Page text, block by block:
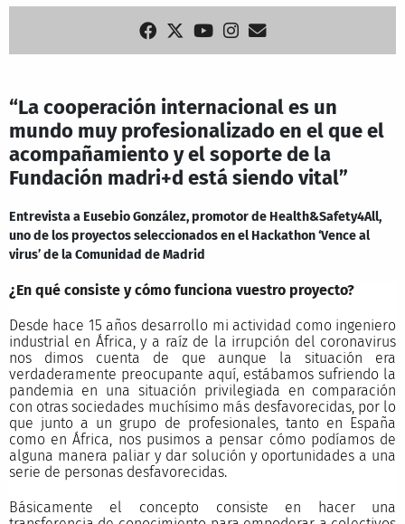
“La cooperación internacional es un
mundo muy profesionalizado en el que el
acompañamiento y el soporte de la
Fundación madri+d está siendo vital”
Entrevista a Eusebio González, promotor de Health&Safety4All,
uno de los proyectos seleccionados en el Hackathon ‘Vence al
virus’ de la Comunidad de Madrid
¿En qué consiste y cómo funciona vuestro proyecto?
Desde hace 15 años desarrollo mi actividad como ingeniero
industrial en África, y a raíz de la irrupción del coronavirus
nos dimos cuenta de que aunque la situación era
verdaderamente preocupante aquí, estábamos sufriendo la
pandemia en una situación privilegiada en comparación
con otras sociedades muchísimo más desfavorecidas, por lo
que junto a un grupo de profesionales, tanto en España
como en África, nos pusimos a pensar cómo podíamos de
alguna manera paliar y dar solución y oportunidades a una
serie de personas desfavorecidas.
Básicamente el concepto consiste en hacer una